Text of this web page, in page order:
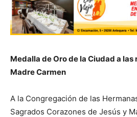
Medalla de Oro de la Ciudad a
Madre Carmen
A la Congregación de las
Sagrados Corazones de Jesús y